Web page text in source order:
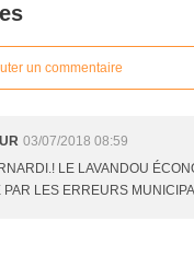
un commentaire
03/07/2018 08:59
LE LAVANDOU
PAR LES ERREURS